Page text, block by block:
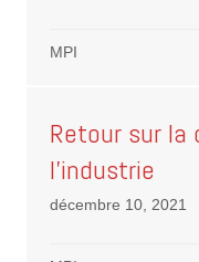
MPI
Retour sur la
l’industrie
décembre 10, 2021